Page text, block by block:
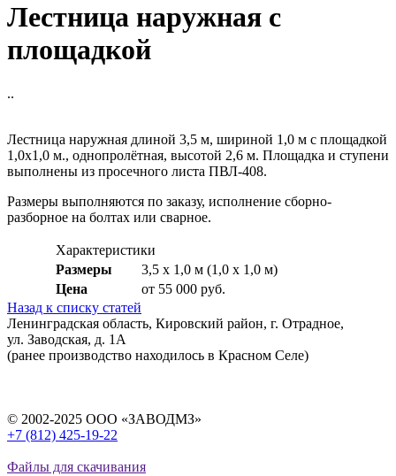
Лестница наружная с
площадкой
..
Лестница наружная длиной 3,5 м, шириной 1,0 м с площадкой
1,0х1,0 м., однопролётная, высотой 2,6 м. Площадка и ступени
выполнены из просечного листа ПВЛ-408.
Размеры выполняются по заказу, исполнение сборно-
разборное на болтах или сварное.
Характеристики
Размеры
3,5 х 1,0 м (1,0 х 1,0 м)
Цена
от 55 000 руб.
Назад к списку статей
Ленинградская область, Кировский район, г. Отрадное,
ул. Заводская, д. 1А
(ранее производство находилось в Красном Селе)
© 2002-2025 ООО «ЗАВОДМЗ»
+7 (812) 425-19-22
Файлы для скачивания